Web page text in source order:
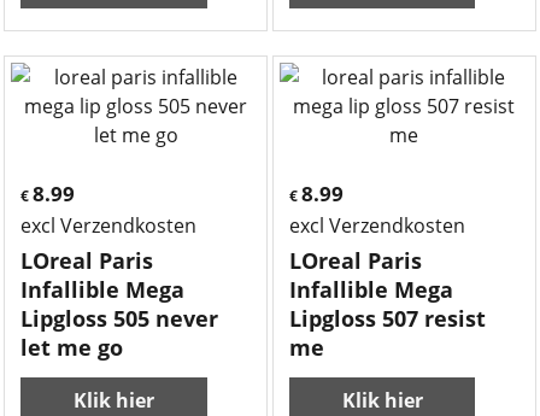
€ 8.99
excl Verzendkosten
LOreal Paris
Infallible Mega
Lipgloss 505 never
let me go
Klik hier
€8.99
excl Verzendkosten
LOreal Paris
Infallible Mega
Lipgloss 507 resist
me
Klik hier